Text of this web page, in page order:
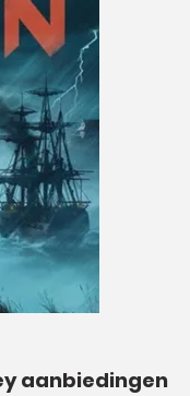
aanbiedingen